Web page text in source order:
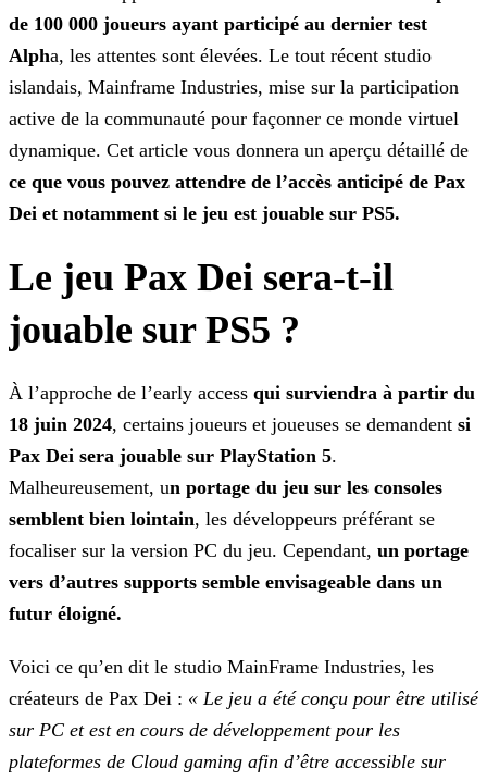
de 100 000 joueurs ayant participé au dernier test
Alpha, les attentes sont élevées. Le tout récent studio
islandais, Mainframe Industries, mise sur la participation
active de la communauté pour façonner ce monde virtuel
dynamique. Cet article vous donnera un aperçu détaillé de
ce que vous pouvez attendre de l’accès anticipé de Pax
Dei et notamment si le jeu est jouable sur PS5.
Le jeu Pax Dei sera-t-il
jouable sur PS5 ?
À l’approche de l’early access qui surviendra à partir du
18 juin 2024, certains joueurs et joueuses se demandent si
Pax Dei sera jouable sur PlayStation 5.
Malheureusement, un portage du jeu sur les consoles
semblent bien lointain, les développeurs préférant se
focaliser sur la version PC du jeu. Cependant, un portage
vers d’autres supports semble envisageable dans un
futur éloigné.
Voici ce qu’en dit le studio MainFrame Industries, les
créateurs de Pax Dei : « Le jeu a été conçu pour être utilisé
sur PC et est en cours de développement pour les
plateformes de Cloud gaming afin d’être accessible sur